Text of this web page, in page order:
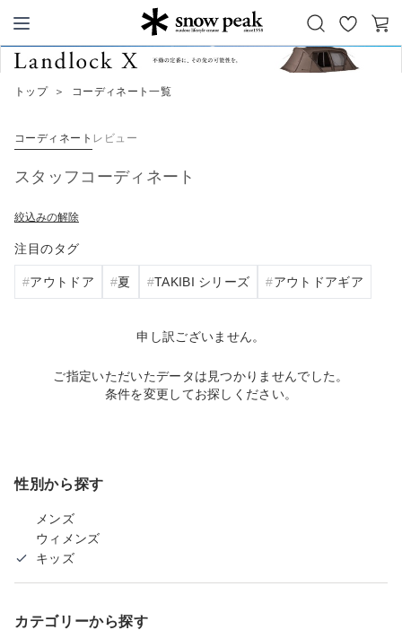
Snow Peak
お
気
カ
トップ ＞ コーディネート一覧
コーディネート レビュー
スタッフコーディネート
絞込みの解除
注目のタグ
アウトドア 夏 TAKIBI シリーズ アウトドアギア
申し訳ございません。
ご指定いただいたデータは見つかりませんでした。
条件を変更してお探しください。
性別から探す
メンズ
ウィメンズ
キッズ
カテゴリーから探す